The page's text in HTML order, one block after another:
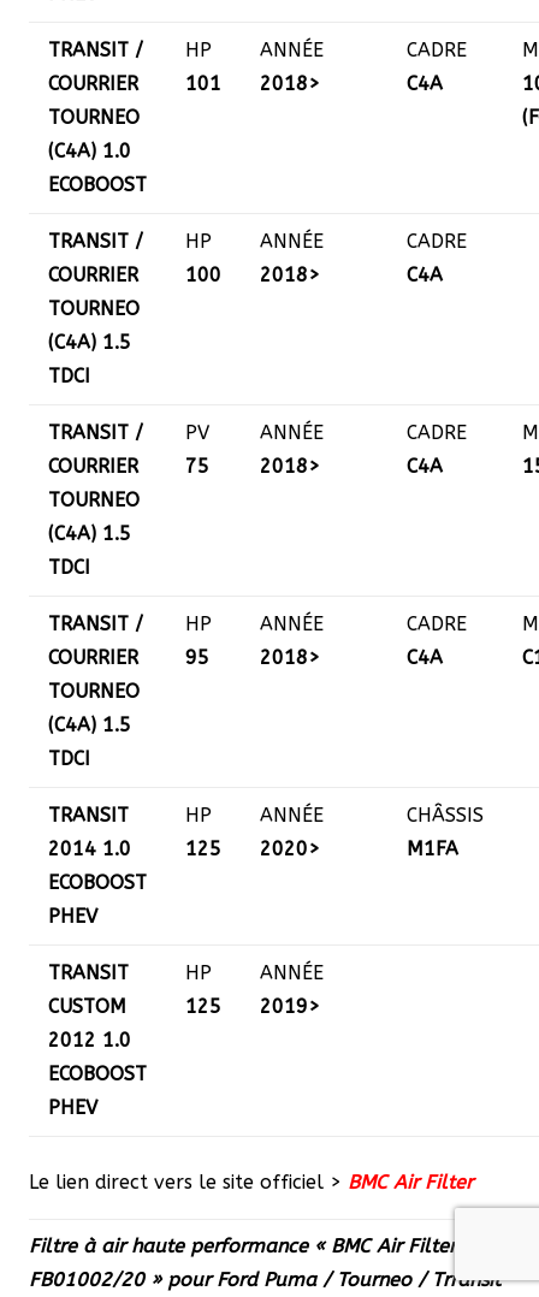
TRANSIT /
COURRIER
TOURNEO
(C4A) 1.0
ECOBOOST
HP
101
ANNÉE
2018>
CADRE
C4A
TRANSIT /
COURRIER
TOURNEO
(C4A) 1.5
TDCI
HP
100
ANNÉE
2018>
CADRE
C4A
TRANSIT /
COURRIER
TOURNEO
(C4A) 1.5
TDCI
PV
75
ANNÉE
2018>
CADRE
C4A
TRANSIT /
COURRIER
TOURNEO
(C4A) 1.5
TDCI
HP
95
ANNÉE
2018>
CADRE
C4A
TRANSIT
2014 1.0
ECOBOOST
PHEV
HP
125
ANNÉE
2020>
CHÂSSIS
M1FA
TRANSIT
CUSTOM
2012 1.0
ECOBOOST
PHEV
HP
125
ANNÉE
2019>
Le lien direct vers le site officiel > BMC Air Filter
Filtre à air haute performance « BMC Air Filter
FB01002/20 » pour Ford Puma / Tourneo / Trransit